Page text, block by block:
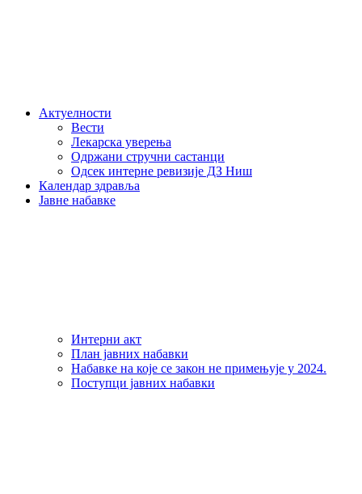
Актуелности
Вести
Лекарска уверења
Одржани стручни састанци
Одсек интерне ревизије ДЗ Ниш
Календар здравља
Јавне набавке
Интерни акт
План јавних набавки
Набавке на које се закон не примењује у 2024.
Поступци јавних набавки